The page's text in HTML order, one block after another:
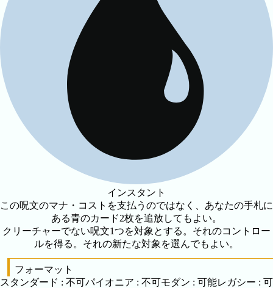
インスタント
この呪文のマナ・コストを支払うのではなく、あなたの手札に
ある青のカード2枚を追放してもよい。
クリーチャーでない呪文1つを対象とする。それのコントロー
ルを得る。それの新たな対象を選んでもよい。
フォーマット
スタンダード : 不可パイオニア : 不可モダン : 可能レガシー : 可